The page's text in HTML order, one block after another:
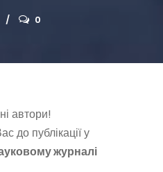
0
автори!
до публікації у
журналі